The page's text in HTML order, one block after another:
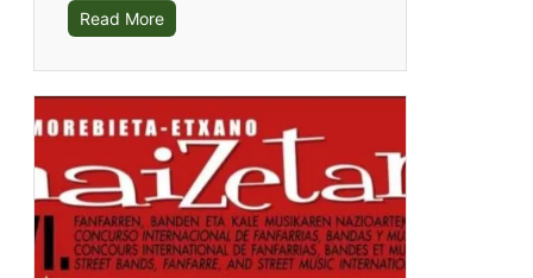
Read More